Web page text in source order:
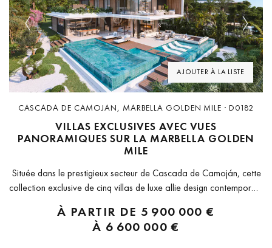
AJOUTER À LA LISTE
Previous Next
CASCADA DE CAMOJAN, MARBELLA GOLDEN MILE · D0182
VILLAS EXCLUSIVES AVEC VUES
PANORAMIQUES SUR LA MARBELLA GOLDEN
MILE
Située dans le prestigieux secteur de Cascada de Camoján, cette
collection exclusive de cinq villas de luxe allie design contemporain
et élégance intemporelle dans l’une des communautés fermées les
plus recherchées de Marbella. Nichées sur les pentes de La
Concha,...
À PARTIR DE 5 900 000 €
À 6 600 000 €